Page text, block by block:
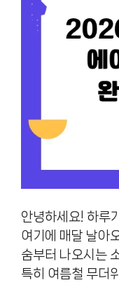
안녕하세요! 하루
여기에 매달 날아
숨부터 나오시는
특히 여름철 무더